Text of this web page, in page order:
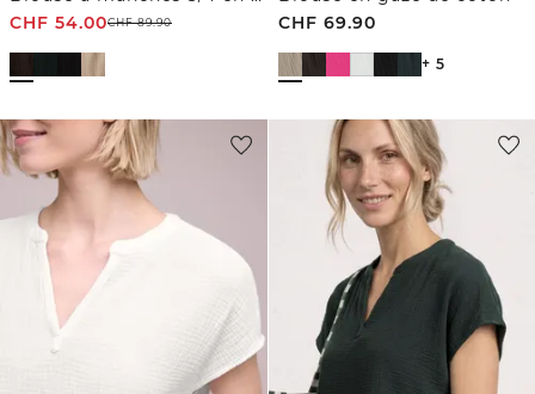
CHF 54.00CHF89.90
CHF 69.90
+ 5